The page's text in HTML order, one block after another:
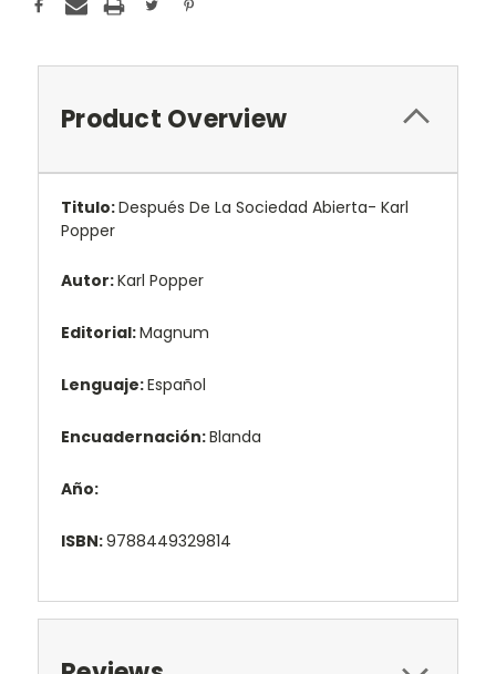
Product Overview
Titulo:Después De La Sociedad Abierta- Karl
Popper
Autor:Karl Popper
Editorial:Magnum
Lenguaje:Español
Encuadernación:Blanda
Año:
ISBN:9788449329814